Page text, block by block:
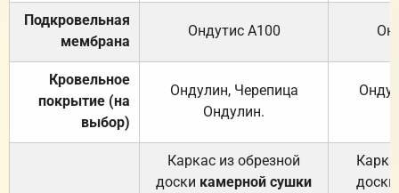
Подкровельная
мембрана
Ондутис А100
Кровельное
покрытие (на
выбор)
Ондулин, Черепица
Ондулин.
Каркас из обрезной
доски камерной сушки
доски